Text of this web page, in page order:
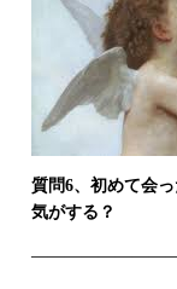
質問6、初めて会
気がする？